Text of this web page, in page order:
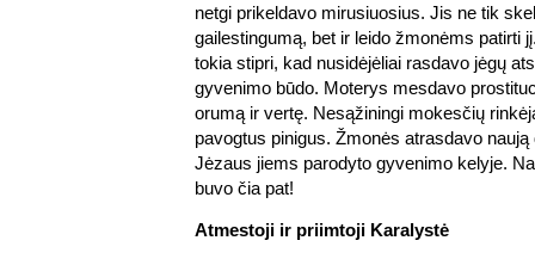
netgi prikeldavo mirusiuosius. Jis ne tik
gailestingumą, bet ir leido žmonėms patirti
tokia stipri, kad nusidėjėliai rasdavo jėgų
gyvenimo būdo. Moterys mesdavo
orumą ir vertę. Nesąžiningi mokesčių
pavogtus pinigus. Žmonės atrasdavo
Jėzaus jiems parodyto gyvenimo kelyje.
buvo čia pat!
Atmestoji ir priimtoji Karalystė